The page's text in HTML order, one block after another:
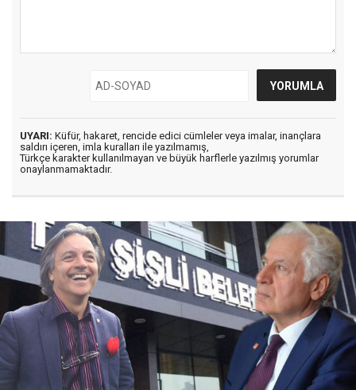
UYARI: Küfür, hakaret, rencide edici cümleler veya imalar, inançlara
saldırı içeren, imla kuralları ile yazılmamış,
Türkçe karakter kullanılmayan ve büyük harflerle yazılmış yorumlar
onaylanmamaktadır.